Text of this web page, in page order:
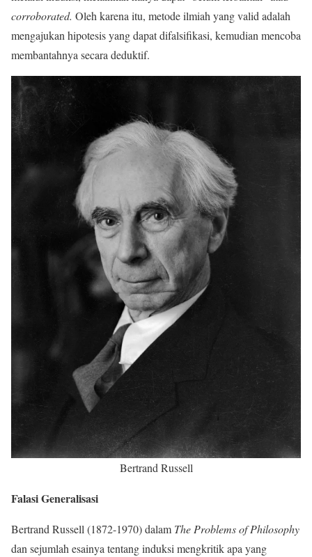
corroborated. Oleh karena itu, metode ilmiah yang valid adalah
mengajukan hipotesis yang dapat difalsifikasi, kemudian mencoba
membantahnya secara deduktif.
Bertrand Russell
Falasi Generalisasi
Bertrand Russell (1872-1970) dalam The Problems of Philosophy
dan sejumlah esainya tentang induksi mengkritik apa yang